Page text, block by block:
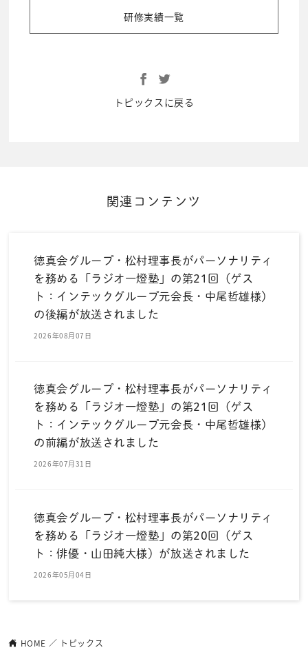
研修実績一覧
トピックスに戻る
関連コンテンツ
徳真会グループ・松村理事長がパーソナリティ
を務める「ラジオ一燈塾」の第21回（ゲス
ト：インテックグループ元会長・中尾哲雄様）
の後編が放送されました
2026年08月07日
徳真会グループ・松村理事長がパーソナリティ
を務める「ラジオ一燈塾」の第21回（ゲス
ト：インテックグループ元会長・中尾哲雄様）
の前編が放送されました
2026年07月31日
徳真会グループ・松村理事長がパーソナリティ
を務める「ラジオ一燈塾」の第20回（ゲス
ト：俳優・山田純大様）が放送されました
2026年05月04日
HOME トピックス